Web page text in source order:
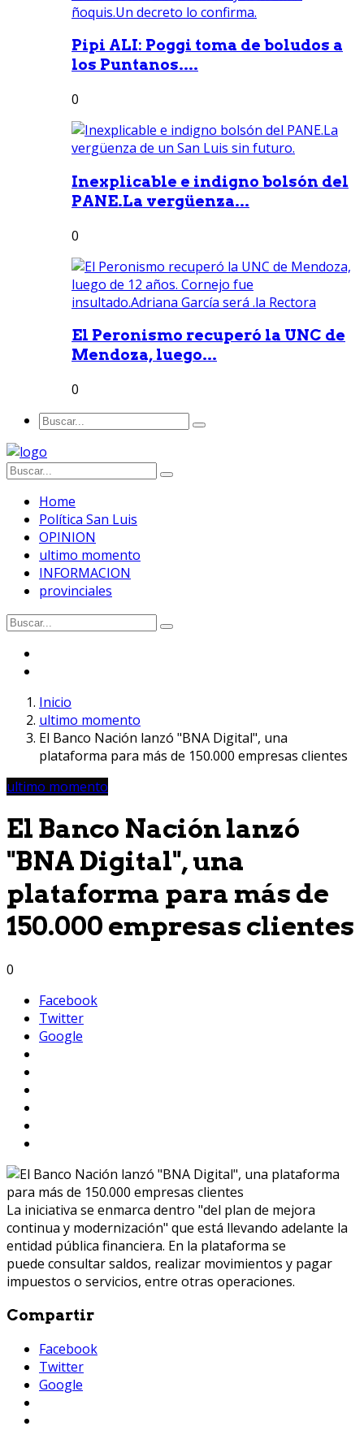
Pipi ALI: Poggi toma de boludos a
los Puntanos....
0
Inexplicable e indigno bolsón del
PANE.La vergüenza...
0
El Peronismo recuperó la UNC de
Mendoza, luego...
0
Home
Política San Luis
OPINION
ultimo momento
INFORMACION
provinciales
Inicio
ultimo momento
El Banco Nación lanzó "BNA Digital", una
plataforma para más de 150.000 empresas clientes
ultimo momento
El Banco Nación lanzó
"BNA Digital", una
plataforma para más de
150.000 empresas clientes
0
Facebook
Twitter
Google
La iniciativa se enmarca dentro "del plan de mejora
continua y modernización" que está llevando adelante la
entidad pública financiera. En la plataforma se
puede consultar saldos, realizar movimientos y pagar
impuestos o servicios, entre otras operaciones.
Compartir
Facebook
Twitter
Google